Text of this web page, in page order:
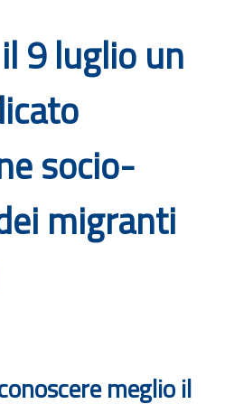
9 luglio un
socio-
migranti
meglio il